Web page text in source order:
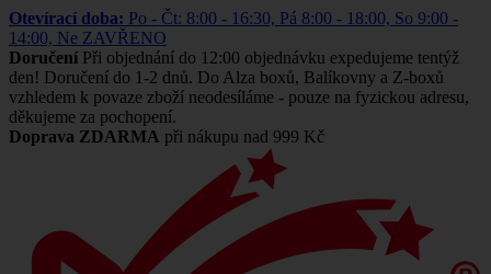
Otevírací doba: Po - Čt: 8:00 - 16:30, Pá 8:00 - 18:00, So 9:00 -
14:00, Ne ZAVŘENO
Doručení Při objednání do 12:00 objednávku expedujeme tentýž
den! Doručení do 1-2 dnů. Do Alza boxů, Balíkovny a Z-boxů
vzhledem k povaze zboží neodesíláme - pouze na fyzickou adresu,
děkujeme za pochopení.
Doprava ZDARMA při nákupu nad 999 Kč